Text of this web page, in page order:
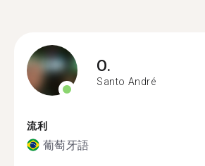
O.
Santo André
流利
葡萄牙語